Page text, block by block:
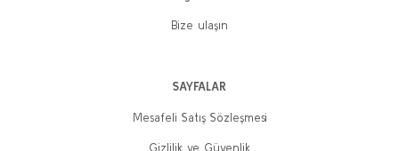
Bize ulaşın
SAYFALAR
Mesafeli Satış Sözleşmesi
Gizlilik ve Güvenlik